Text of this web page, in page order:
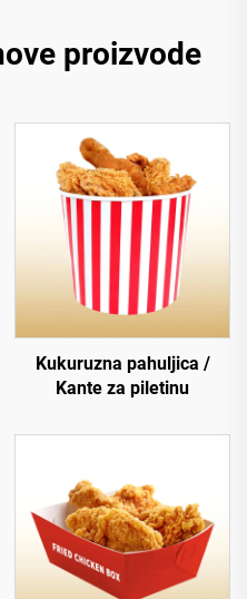
proizvode
Kukuruzna pahuljica /
Kante za piletinu